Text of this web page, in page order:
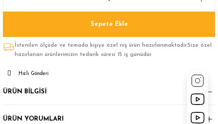
Sepete Ekle
İstenilen ölçüde ve temada kişiye özel niş ürün hazırlanmaktadır.Size özel
hazırlanan ürünlerimizin tedarik süresi 15 iş günüdür.
Hızlı Gönderi
ÜRÜN BİLGİSİ
ÜRÜN YORUMLARI